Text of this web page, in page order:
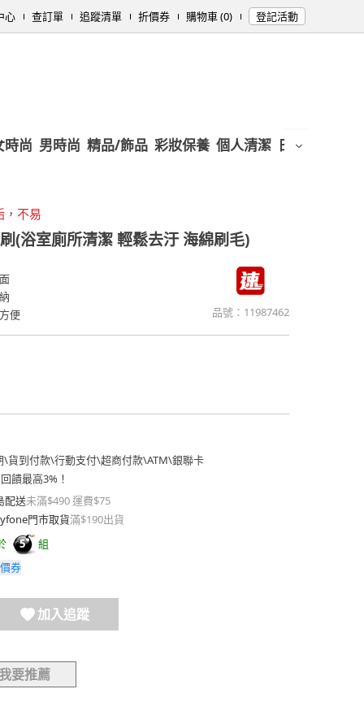
心 查訂單 追蹤清單 折價券 購物車 (0) 登記活動
時尚 男時尚 精品/飾品 彩妝保養 個人清潔 日用/紙品
，不易
(浴室廁所清潔 輕鬆去汙 海綿刷毛)
便
品號： 11987462
\貨到付款\行動支付\超商付款\ATM\銀聯卡
饋最高3%！
配送未滿$490 運費$75
門市取貨滿$190出貨
5
組
券
加入追蹤
要推薦